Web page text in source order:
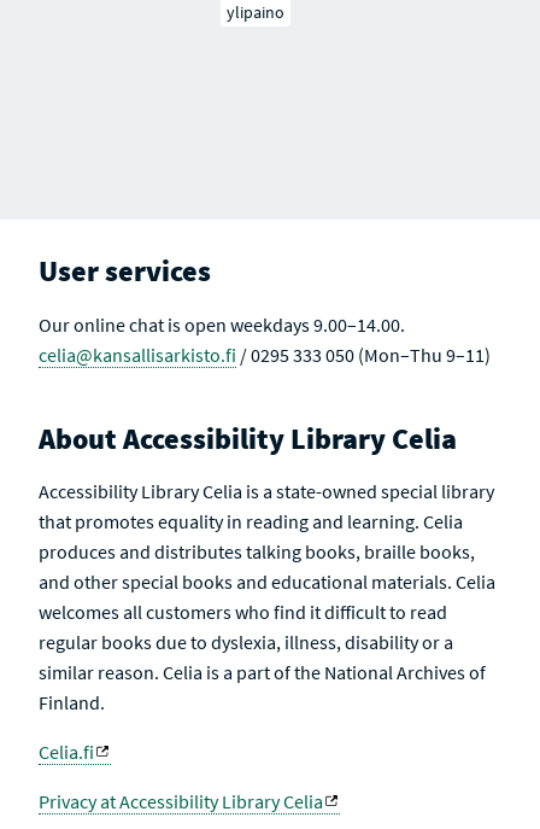
ylipaino
User services
Our online chat is open weekdays 9.00–14.00.
celia@kansallisarkisto.fi / 0295 333 050 (Mon–Thu 9–11)
About Accessibility Library Celia
Accessibility Library Celia is a state-owned special library
that promotes equality in reading and learning. Celia
produces and distributes talking books, braille books,
and other special books and educational materials. Celia
welcomes all customers who find it difficult to read
regular books due to dyslexia, illness, disability or a
similar reason. Celia is a part of the National Archives of
Finland.
Celia.fi
Privacy at Accessibility Library Celia